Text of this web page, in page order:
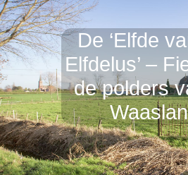
De ‘Elfde
Elfdelus’ –
de polders